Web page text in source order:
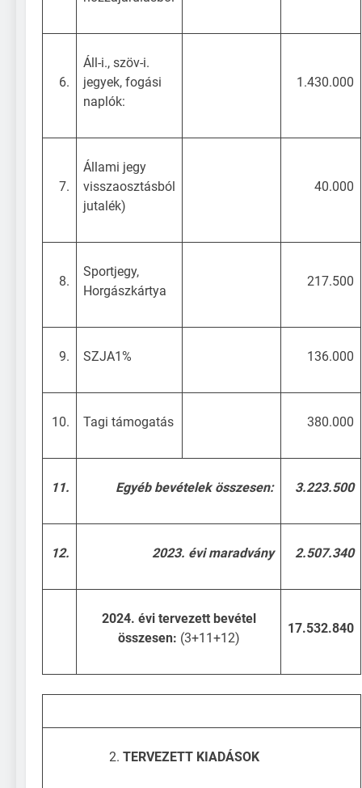
6.
Áll-i., szöv-i.
jegyek, fogási
naplók:
1.430.000
7.
Állami jegy
visszaosztásból
jutalék)
40.000
8.
Sportjegy,
Horgászkártya
217.500
9. SZJA1% 136.000
10. Tagi támogatás 380.000
11. Egyéb bevételek összesen: 3.223.500
12. 2023. évi maradvány 2.507.340
2024. évi tervezett bevétel
összesen: (3+11+12)
17.532.840
TERVEZETT KIADÁSOK